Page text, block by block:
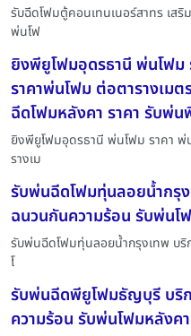
รับฉีดโฟมตู้คอนเทนเนอร์สาทร เส
พ่นโฟ
ยิงพียูโฟมอุดรธานี พ่นโฟม
ราคาพ่นโฟม ต่อตารางเม
ฉีดโฟมหลังคา ราคา รับพ่
ยิงพียูโฟมอุดรธานี พ่นโฟม ราคา พ่
รางเม
รับพ่นฉีดโฟมทุ่นลอยน้ำกรุ
ฉนวนกันความร้อน รับพ่นโ
รับพ่นฉีดโฟมทุ่นลอยน้ำกรุงเทพ บ
โ
รับพ่นฉีดพียูโฟมธัญบุรี บริ
ความร้อน รับพ่นโฟมหลังค